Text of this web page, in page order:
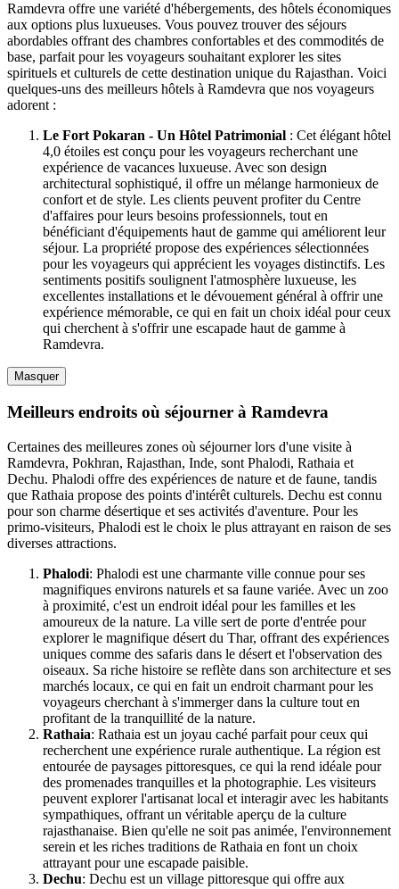
Ramdevra offre une variété d'hébergements, des hôtels économiques
aux options plus luxueuses. Vous pouvez trouver des séjours
abordables offrant des chambres confortables et des commodités de
base, parfait pour les voyageurs souhaitant explorer les sites
spirituels et culturels de cette destination unique du Rajasthan. Voici
quelques-uns des meilleurs hôtels à Ramdevra que nos voyageurs
adorent :
Le Fort Pokaran - Un Hôtel Patrimonial : Cet élégant hôtel
4,0 étoiles est conçu pour les voyageurs recherchant une
expérience de vacances luxueuse. Avec son design
architectural sophistiqué, il offre un mélange harmonieux de
confort et de style. Les clients peuvent profiter du Centre
d'affaires pour leurs besoins professionnels, tout en
bénéficiant d'équipements haut de gamme qui améliorent leur
séjour. La propriété propose des expériences sélectionnées
pour les voyageurs qui apprécient les voyages distinctifs. Les
sentiments positifs soulignent l'atmosphère luxueuse, les
excellentes installations et le dévouement général à offrir une
expérience mémorable, ce qui en fait un choix idéal pour ceux
qui cherchent à s'offrir une escapade haut de gamme à
Ramdevra.
Masquer
Meilleurs endroits où séjourner à Ramdevra
Certaines des meilleures zones où séjourner lors d'une visite à
Ramdevra, Pokhran, Rajasthan, Inde, sont Phalodi, Rathaia et
Dechu. Phalodi offre des expériences de nature et de faune, tandis
que Rathaia propose des points d'intérêt culturels. Dechu est connu
pour son charme désertique et ses activités d'aventure. Pour les
primo-visiteurs, Phalodi est le choix le plus attrayant en raison de ses
diverses attractions.
Phalodi: Phalodi est une charmante ville connue pour ses
magnifiques environs naturels et sa faune variée. Avec un zoo
à proximité, c'est un endroit idéal pour les familles et les
amoureux de la nature. La ville sert de porte d'entrée pour
explorer le magnifique désert du Thar, offrant des expériences
uniques comme des safaris dans le désert et l'observation des
oiseaux. Sa riche histoire se reflète dans son architecture et ses
marchés locaux, ce qui en fait un endroit charmant pour les
voyageurs cherchant à s'immerger dans la culture tout en
profitant de la tranquillité de la nature.
Rathaia: Rathaia est un joyau caché parfait pour ceux qui
recherchent une expérience rurale authentique. La région est
entourée de paysages pittoresques, ce qui la rend idéale pour
des promenades tranquilles et la photographie. Les visiteurs
peuvent explorer l'artisanat local et interagir avec les habitants
sympathiques, offrant un véritable aperçu de la culture
rajasthanaise. Bien qu'elle ne soit pas animée, l'environnement
serein et les riches traditions de Rathaia en font un choix
attrayant pour une escapade paisible.
Dechu: Dechu est un village pittoresque qui offre aux